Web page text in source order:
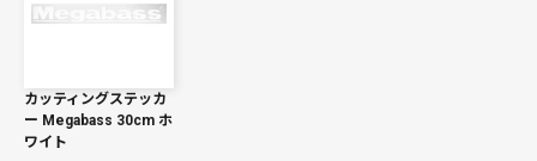
カッティングステッカ
ー Megabass 30cm ホ
ワイト